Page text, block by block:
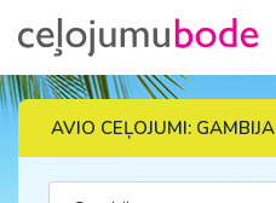
AVIO CEĻOJUMI: GAMBIJA